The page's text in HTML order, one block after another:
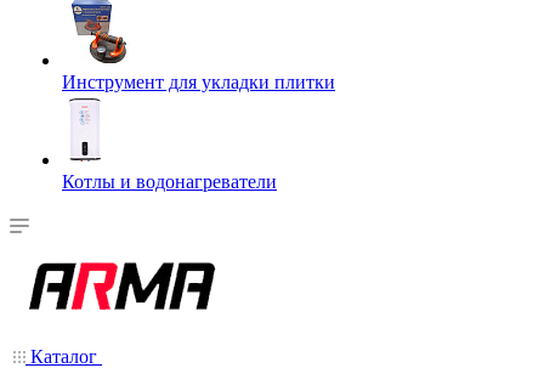
Инструмент для укладки плитки
Котлы и водонагреватели
Каталог